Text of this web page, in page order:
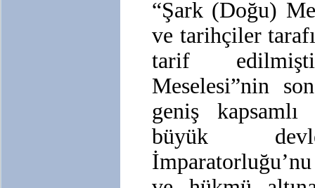
“Şark (Doğu)
ve tarihçiler
tarif
Meselesi”nin
geniş
büyük